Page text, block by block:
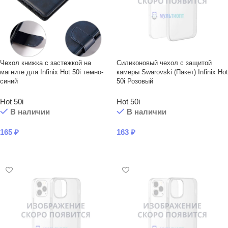
Чехол книжка с застежкой на
магните для Infinix Hot 50i темно-
синий
Hot 50i
В наличии
165 ₽
Силиконовый чехол с защитой
камеры Swarovski (Пакет) Infinix Hot
50i Розовый
Hot 50i
В наличии
163 ₽